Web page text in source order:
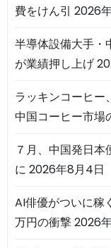
費をけん引 2026
半導体設備大手
が業績押し上げ
ラッキンコーヒ
中国コーヒー市場
７月、中国発日本
に 2026年8月4日
AI俳優がついに
万円の衝撃2026